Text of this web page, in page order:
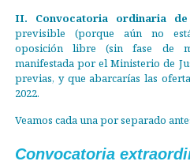
II. Convocatoria ordinaria
previsible (porque aún no
oposición libre (sin fase de
manifestada por el Ministerio de
previas, y que abarcarías las
2022.
Veamos cada una por separado
Convocatoria